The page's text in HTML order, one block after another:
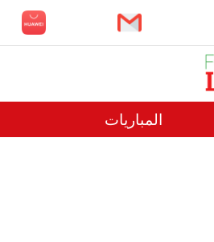
المباريات